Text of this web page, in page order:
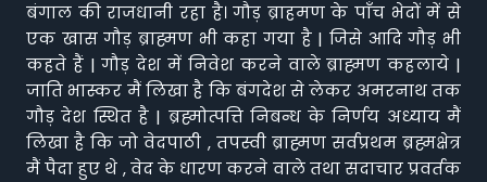
बंगाल की राजधानी रहा है। गौड़ ब्राहमण के पाँच भेदों में से
एक खास गौड़ ब्राह्मण भी कहा गया है | जिसे आदि गौड़ भी
कहते हैं | गौड़ देश में निवेश करने वाले ब्राह्मण कहलाये |
जाति भास्कर मैं लिखा है कि बंगदेश से लेकर अमरनाथ तक
गौड़ देश स्थित है | ब्रह्मोत्पत्ति निबन्ध के निर्णय अध्याय मैं
लिखा है कि जो वेदपाठी , तपस्वी ब्राह्मण सर्वप्रथम ब्रह्मक्षेत्र
मैं पैदा हुए थे , वेद के धारण करने वाले तथा सदाचार प्रवर्तक